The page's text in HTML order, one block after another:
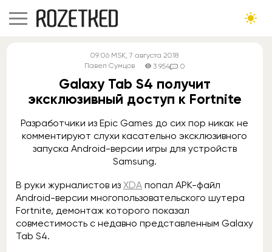
09:06 MSK, 7 августа 2018
Павел Сумцов
3 954 0
Galaxy Tab S4 получит
эксклюзивный доступ к Fortnite
Разработчики из Epic Games до сих пор никак не
комментируют слухи касательно эксклюзивного
запуска Android-версии игры для устройств
Samsung.
В руки журналистов из XDA попал APK-файл
Android-версии многопользовательского шутера
Fortnite, демонтаж которого показал
совместимость с недавно представленным Galaxy
Tab S4.